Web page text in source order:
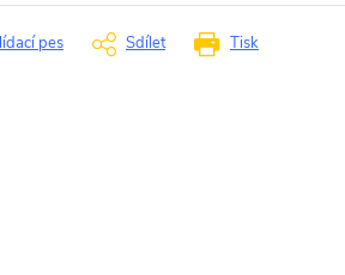
Tisk
pes Sdílet